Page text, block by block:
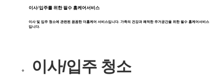
이사/입주를 위한 필수 홈케어서비스
이사 및 입주 청소에 관련된 꼼꼼한 더홈케어 서비스입니다. 가족의 건강과 쾌적한 주거공간을 위한 필수 홈케어서비스
입니다.
이사/입주 청소